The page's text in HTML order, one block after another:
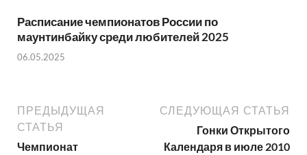
Расписание чемпионатов России по
маунтинбайку среди любителей 2025
06.05.2025
ПРЕДЫДУЩАЯ
СТАТЬЯ
Чемпионат
СЛЕДУЮЩАЯ СТАТЬЯ
Гонки Открытого
Календаря в июле 2010